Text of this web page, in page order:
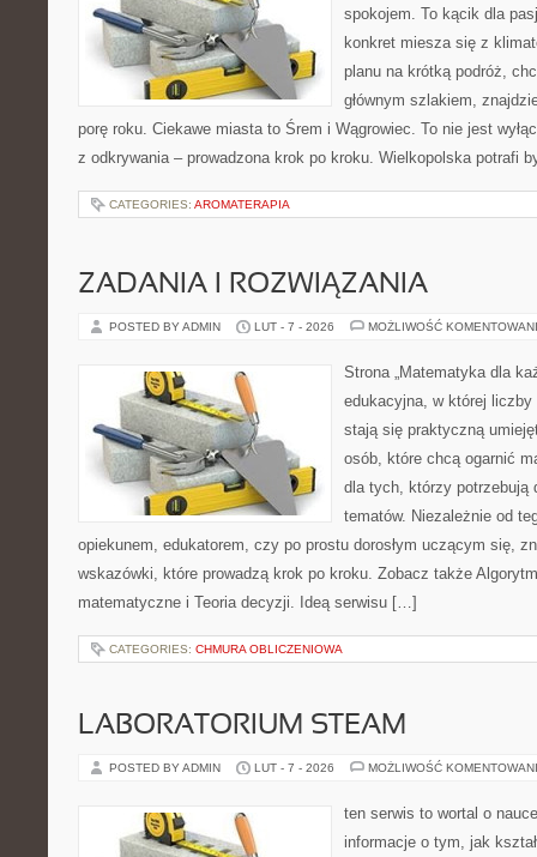
spokojem. To kącik dla
konkret miesza się z
planu na krótką podróż,
głównym szlakiem,
porę roku. Ciekawe miasta to Śrem i Wągrowiec. To nie jest
z odkrywania – prowadzona krok po kroku. Wielkopolska potrafi
CATEGORIES: AROMATERAPIA
ZADANIA I ROZWIĄZANIA
POSTED BY ADMIN LUT - 7 - 2026 MOŻLIWOŚĆ
Strona „Matematyka dla
edukacyjna, w której
stają się praktyczną
osób, które chcą ogarnić
dla tych, którzy potrzebują
tematów. Niezależnie od
opiekunem, edukatorem, czy po prostu dorosłym uczącym się,
wskazówki, które prowadzą krok po kroku. Zobacz także
matematyczne i Teoria decyzji. Ideą serwisu […]
CATEGORIES: CHMURA OBLICZENIOWA
LABORATORIUM STEAM
POSTED BY ADMIN LUT - 7 - 2026 MOŻLIWOŚĆ
ten serwis to wortal o
informacje o tym, jak